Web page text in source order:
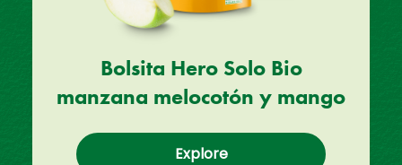
Bolsita Hero Solo Bio
manzana melocotón y mango
Explore